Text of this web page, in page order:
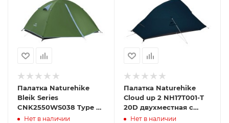
Палатка Naturehike
Bleik Series
CNK2550WS038 Type A,
трехместная, зеленая
Нет в наличии
Палатка Naturehike
Сloud up 2 NH17T001-T
20D двухместная с
ковриком, синяя
Нет в наличии